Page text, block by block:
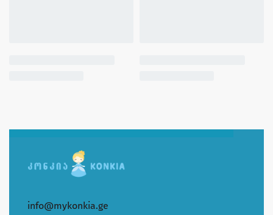
info@mykonkia.ge